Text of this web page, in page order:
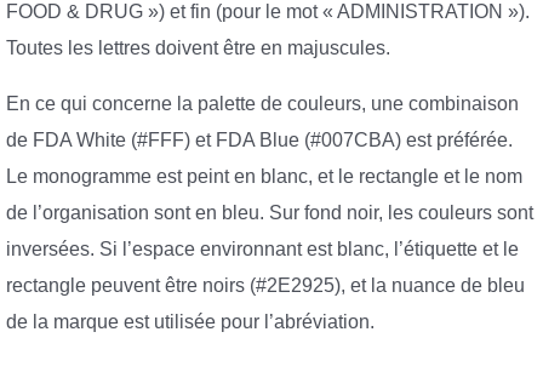
FOOD & DRUG ») et fin (pour le mot « ADMINISTRATION »).
Toutes les lettres doivent être en majuscules.
En ce qui concerne la palette de couleurs, une combinaison
de FDA White (#FFF) et FDA Blue (#007CBA) est préférée.
Le monogramme est peint en blanc, et le rectangle et le nom
de l’organisation sont en bleu. Sur fond noir, les couleurs sont
inversées. Si l’espace environnant est blanc, l’étiquette et le
rectangle peuvent être noirs (#2E2925), et la nuance de bleu
de la marque est utilisée pour l’abréviation.